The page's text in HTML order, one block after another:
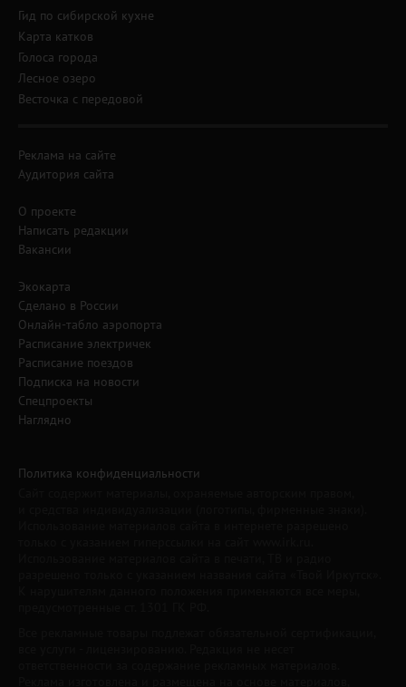
Гид по сибирской кухне
Карта катков
Голоса города
Лесное озеро
Весточка с передовой
Реклама на сайте
Аудитория сайта
О проекте
Написать редакции
Вакансии
Экокарта
Сделано в России
Онлайн-табло аэропорта
Расписание электричек
Расписание поездов
Подписка на новости
Спецпроекты
Наглядно
Политика конфиденциальности